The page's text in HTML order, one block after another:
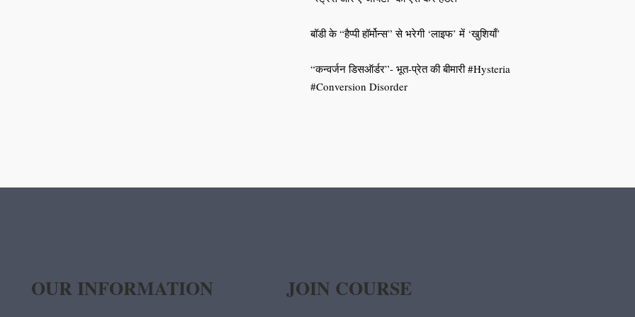
बॉडी के “हैप्पी हॉर्मोन्स” से भरेगी ‘लाइफ’ में ‘खुशियाँ’
“कन्वर्जन डिसऑर्डर”- भूत-प्रेत की बीमारी #Hysteria
#Conversion Disorder
OUR INFORMATION JOIN COURSE